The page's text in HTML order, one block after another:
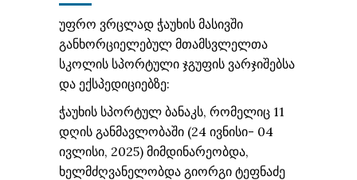
უფრო ვრცლად ჭაუხის მასივში
განხორციელებულ მთამსვლელთა
სკოლის სპორტული ჯგუფის ვარჯიშებსა
და ექსპედიციებზე:
ჭაუხის სპორტულ ბანაკს, რომელიც 11
დღის განმავლობაში (24 ივნისი- 04
ივლისი, 2025) მიმდინარეობდა,
ხელმძღვანელობდა გიორგი ტეფნაძე